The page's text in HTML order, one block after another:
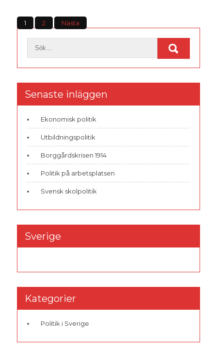
Sidnumrering
för
inlägg
1 2 Nästa
Senaste inläggen
Ekonomisk politik
Utbildningspolitik
Borggårdskrisen 1914
Politik på arbetsplatsen
Svensk skolpolitik
Sverige
Kategorier
Politik i Sverige